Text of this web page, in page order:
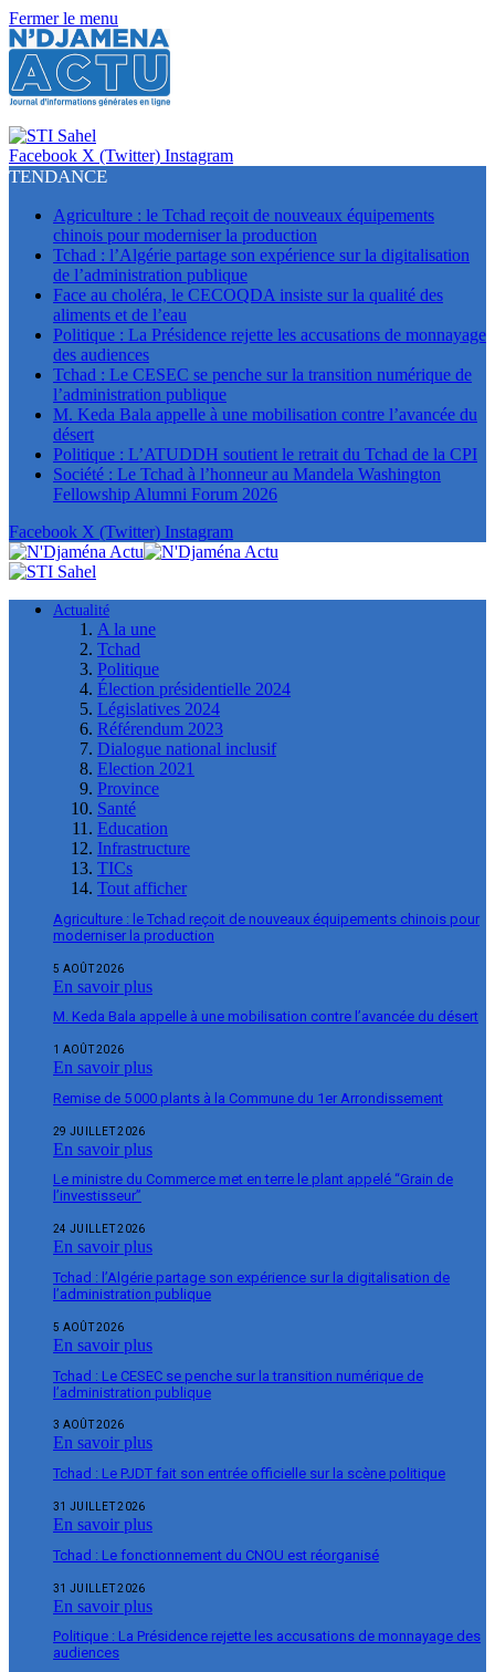
Fermer le menu
Facebook X (Twitter) Instagram
TENDANCE
Agriculture : le Tchad reçoit de nouveaux équipements
chinois pour moderniser la production
Tchad : l’Algérie partage son expérience sur la digitalisation
de l’administration publique
Face au choléra, le CECOQDA insiste sur la qualité des
aliments et de l’eau
Politique : La Présidence rejette les accusations de monnayage
des audiences
Tchad : Le CESEC se penche sur la transition numérique de
l’administration publique
M. Keda Bala appelle à une mobilisation contre l’avancée du
désert
Politique : L’ATUDDH soutient le retrait du Tchad de la CPI
Société : Le Tchad à l’honneur au Mandela Washington
Fellowship Alumni Forum 2026
Facebook X (Twitter) Instagram
Actualité
A la une
Tchad
Politique
Élection présidentielle 2024
Législatives 2024
Référendum 2023
Dialogue national inclusif
Election 2021
Province
Santé
Education
Infrastructure
TICs
Tout afficher
Agriculture : le Tchad reçoit de nouveaux équipements chinois pour
moderniser la production
5 AOÛT 2026
En savoir plus
M. Keda Bala appelle à une mobilisation contre l’avancée du désert
1 AOÛT 2026
En savoir plus
Remise de 5 000 plants à la Commune du 1er Arrondissement
29 JUILLET 2026
En savoir plus
Le ministre du Commerce met en terre le plant appelé “Grain de
l’investisseur”
24 JUILLET 2026
En savoir plus
Tchad : l’Algérie partage son expérience sur la digitalisation de
l’administration publique
5 AOÛT 2026
En savoir plus
Tchad : Le CESEC se penche sur la transition numérique de
l’administration publique
3 AOÛT 2026
En savoir plus
Tchad : Le PJDT fait son entrée officielle sur la scène politique
31 JUILLET 2026
En savoir plus
Tchad : Le fonctionnement du CNOU est réorganisé
31 JUILLET 2026
En savoir plus
Politique : La Présidence rejette les accusations de monnayage des
audiences